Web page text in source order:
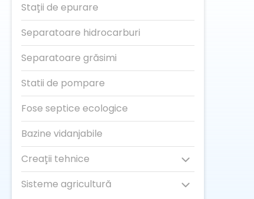
Stații de epurare
Separatoare hidrocarburi
Separatoare grăsimi
Statii de pompare
Fose septice ecologice
Bazine vidanjabile
Creații tehnice
Sisteme agricultură